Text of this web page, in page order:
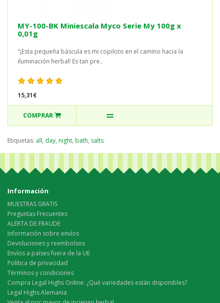
MY-100-BK Miniescala Myco Serie My 100g x
0,01g
"¡Esta pequeña báscula es mi copiloto en el camino hacia la
iluminación herbal! Es tan pre..
15,31€
COMPRAR
Etiquetas: all, day, night, bath, salts
Información
MUESTRAS GRATIS
Preguntas Frecuentes
ALERTA DE FRAUDE
Información sobre envíos
Devoluciones y reembolsos
Envíos a países fuera de la UE
Política de privacidad
Términos y condiciones
Compra Legal Highs Online: ¿Qué variedades están disponibles?
Legal Highs Alemania